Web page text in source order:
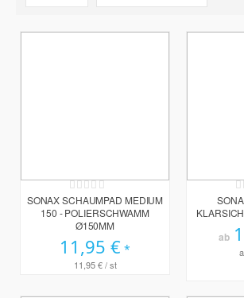
Rating:
0%
SONAX SCHAUMPAD MEDIUM
150 - POLIERSCHWAMM
Ø150MM
11,95 €
11,95 €/ st
ab